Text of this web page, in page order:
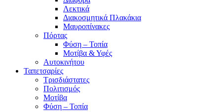
Λεκτικά
Διακοσμητικά Πλακάκια
Μαυροπίνακες
Πόρτας
Φύση – Τοπία
Μοτίβα & Υφές
Αυτοκινήτου
Ταπετσαρίες
Τρισδιάστατες
Πολιτισμός
Μοτίβα
Φύση – Τοπία